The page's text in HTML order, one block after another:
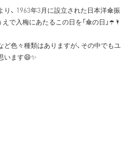
、 1963年3月に設立された日本洋傘振
で入梅にあたるこの日を「傘の日」☂️🌂
色々種類はありますが、その中でもユ
います😄✨